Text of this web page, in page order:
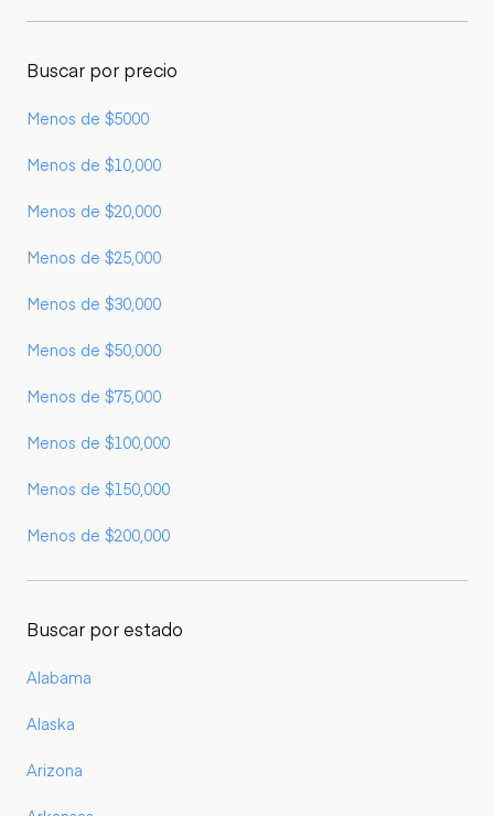
Buscar por precio
Menos de $5000
Menos de $10,000
Menos de $20,000
Menos de $25,000
Menos de $30,000
Menos de $50,000
Menos de $75,000
Menos de $100,000
Menos de $150,000
Menos de $200,000
Buscar por estado
Alabama
Alaska
Arizona